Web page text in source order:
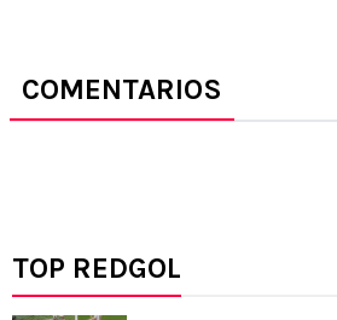
COMENTARIOS
TOP REDGOL